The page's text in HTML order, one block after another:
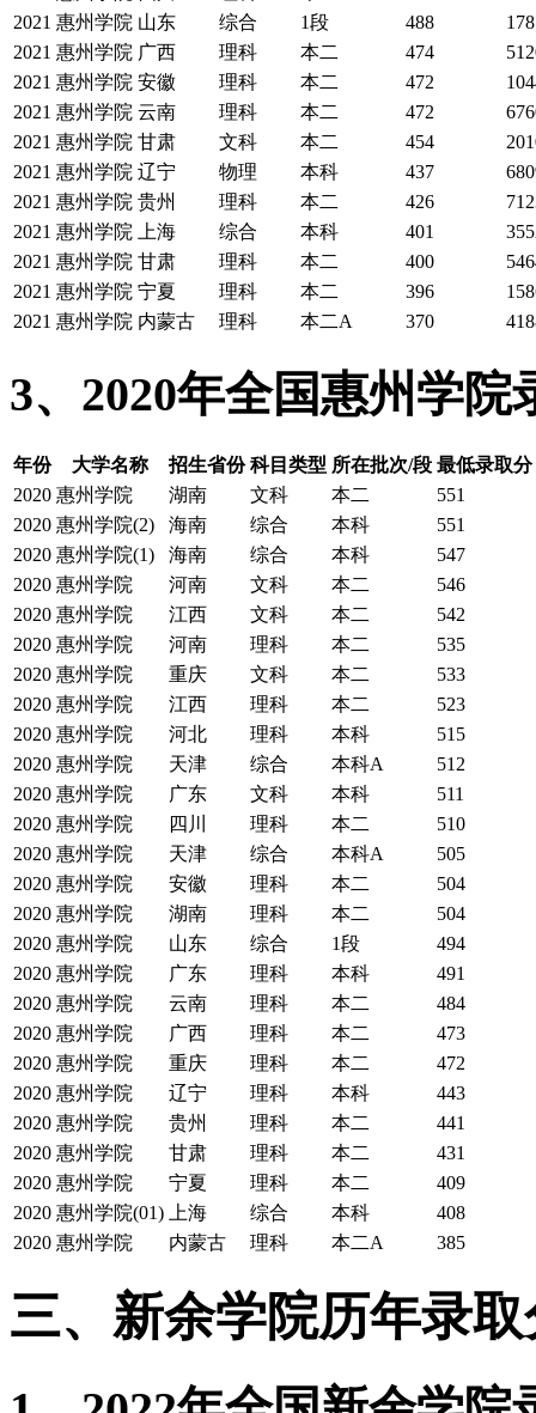
2021 惠州学院 山东 综合 1段 488
2021 惠州学院 广西 理科 本二 474
2021 惠州学院 安徽 理科 本二 472
2021 惠州学院 云南 理科 本二 472
2021 惠州学院 甘肃 文科 本二 454
2021 惠州学院 辽宁 物理 本科 437
2021 惠州学院 贵州 理科 本二 426
2021 惠州学院 上海 综合 本科 401
2021 惠州学院 甘肃 理科 本二 400
2021 惠州学院 宁夏 理科 本二 396
2021 惠州学院 内蒙古 理科 本二A 370
3、2020年全国惠州学院
年份 大学名称 招生省份 科目类型 所在批次/段 最低录取分
2020 惠州学院 湖南 文科 本二
551
2020 惠州学院(2) 海南 综合 本科
551
2020 惠州学院(1) 海南 综合 本科
547
2020 惠州学院 河南 文科 本二
546
2020 惠州学院 江西 文科 本二
542
2020 惠州学院 河南 理科 本二
535
2020 惠州学院 重庆 文科 本二
533
2020 惠州学院 江西 理科 本二
523
2020 惠州学院 河北 理科 本科
515
2020 惠州学院 天津 综合 本科A
512
2020 惠州学院 广东 文科 本科
511
2020 惠州学院 四川 理科 本二
510
2020 惠州学院 天津 综合 本科A
505
2020 惠州学院 安徽 理科 本二
504
2020 惠州学院 湖南 理科 本二
504
2020 惠州学院 山东 综合 1段
494
2020 惠州学院 广东 理科 本科
491
2020 惠州学院 云南 理科 本二
484
2020 惠州学院 广西 理科 本二
473
2020 惠州学院 重庆 理科 本二
472
2020 惠州学院 辽宁 理科 本科
443
2020 惠州学院 贵州 理科 本二
441
2020 惠州学院 甘肃 理科 本二
431
2020 惠州学院 宁夏 理科 本二
409
2020 惠州学院(01) 上海 综合 本科
408
2020 惠州学院 内蒙古 理科 本二A 385
三、新余学院历年录